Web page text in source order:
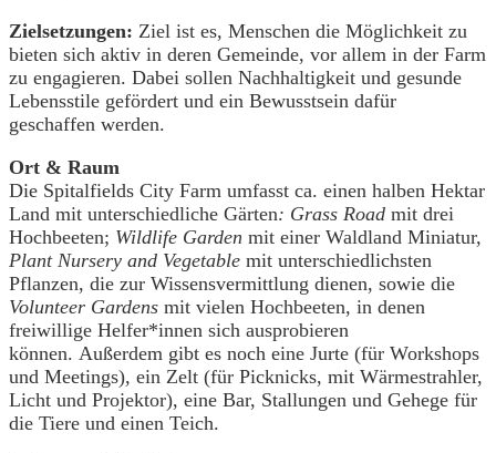
Zielsetzungen: Ziel ist es, Menschen die Möglichkeit zu
bieten sich aktiv in deren Gemeinde, vor allem in der Farm
zu engagieren. Dabei sollen Nachhaltigkeit und gesunde
Lebensstile gefördert und ein Bewusstsein dafür
geschaffen werden.
Ort & Raum
Die Spitalfields City Farm umfasst ca. einen halben Hektar
Land mit unterschiedliche Gärten: Grass Road mit drei
Hochbeeten; Wildlife Garden mit einer Waldland Miniatur,
Plant Nursery and Vegetable mit unterschiedlichsten
Pflanzen, die zur Wissensvermittlung dienen, sowie die
Volunteer Gardens mit vielen Hochbeeten, in denen
freiwillige Helfer*innen sich ausprobieren
können. Außerdem gibt es noch eine Jurte (für Workshops
und Meetings), ein Zelt (für Picknicks, mit Wärmestrahler,
Licht und Projektor), eine Bar, Stallungen und Gehege für
die Tiere und einen Teich.